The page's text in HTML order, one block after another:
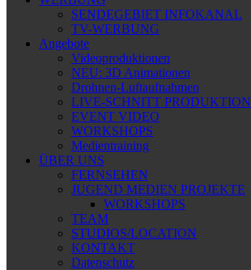
SENDEGEBIET INFOKANAL
TV-WERBUNG
Angebote
Videoproduktionen
NEU: 3D Animationen
Drohnen-Luftaufnahmen
LIVE-SCHNITT PRODUKTION
EVENT VIDEO
WORKSHOPS
Medientraining
ÜBER UNS
FERNSEHEN
JUGEND MEDIEN PROJEKTE
WORKSHOPS
TEAM
STUDIOS/LOCATION
KONTAKT
Datenschutz